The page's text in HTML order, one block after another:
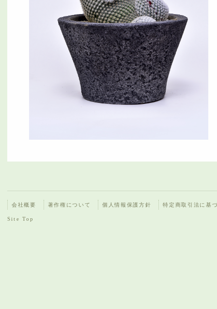
会社概要 著作権について 個人情報保護方針 特定商取引法に基
Site Top